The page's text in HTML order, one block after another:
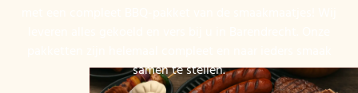
samen te stellen.